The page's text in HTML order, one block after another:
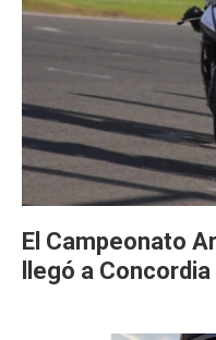
El Campeonato
llegó a Concordia